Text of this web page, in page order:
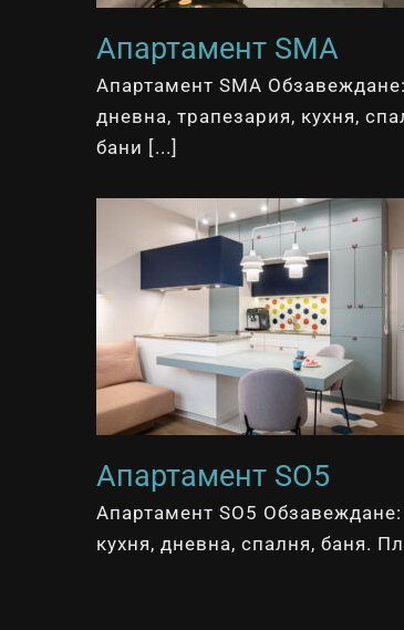
Апартамент SMA
Апартамент SMA
дневна, трапезария, кухня,
бани [...]
Апартамент SO5
Апартамент SO5
кухня, дневна, спалня, баня.